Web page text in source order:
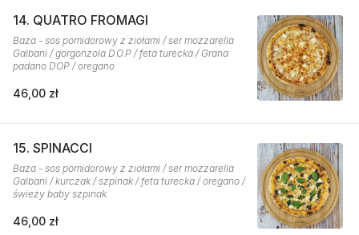
14. QUATRO FROMAGI
Baza - sos pomidorowy z ziołami / ser mozzarella
Galbani / gorgonzola D.O.P / feta turecka / Grana
padano DOP / oregano
46,00 zł
15. SPINACCI
Baza - sos pomidorowy z ziołami / ser mozzarella
Galbani / kurczak / szpinak / feta turecka / oregano /
świeży baby szpinak
46,00 zł